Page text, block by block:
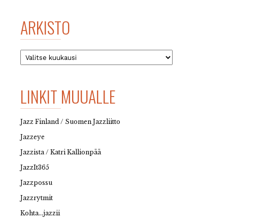
ARKISTO
Arkisto
LINKIT MUUALLE
Jazz Finland / Suomen Jazzliitto
Jazzeye
Jazzista / Katri Kallionpää
JazzIt365
Jazzpossu
Jazzrytmit
Kohta…jazzii